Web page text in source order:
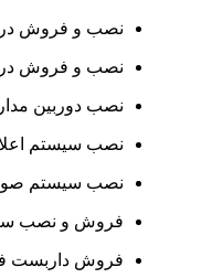
نصب و فروش
نصب و فروش
نصب دوربین
نصب سیستم
نصب سیستم
فروش و نصب
فروش داربست